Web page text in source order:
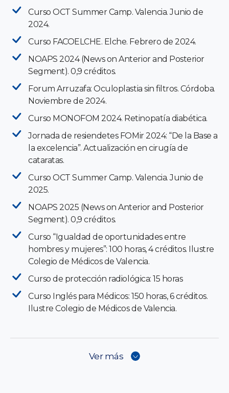
Curso OCT Summer Camp. Valencia. Junio de
2024.
Curso FACOELCHE. Elche. Febrero de 2024.
NOAPS 2024 (News on Anterior and Posterior
Segment). 0,9 créditos.
Forum Arruzafa: Oculoplastia sin filtros. Córdoba.
Noviembre de 2024.
Curso MONOFOM 2024. Retinopatía diabética.
Jornada de resiendetes FOMir 2024: “De la Base a
la excelencia”. Actualización en cirugía de
cataratas.
Curso OCT Summer Camp. Valencia. Junio de
2025.
NOAPS 2025 (News on Anterior and Posterior
Segment). 0,9 créditos.
Curso “Igualdad de oportunidades entre
hombres y mujeres”: 100 horas, 4 créditos. Ilustre
Colegio de Médicos de Valencia.
Curso de protección radiológica: 15 horas
Curso Inglés para Médicos: 150 horas, 6 créditos.
Ilustre Colegio de Médicos de Valencia.
Ver más